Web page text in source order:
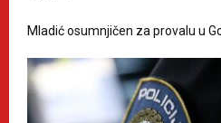
Mladić osumnjičen za provalu u